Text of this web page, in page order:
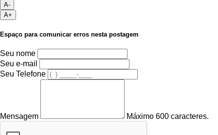
A-
A+
Espaço para comunicar erros nesta postagem
Seu nome
Seu e-mail
Seu Telefone
Mensagem Máximo 600 caracteres.